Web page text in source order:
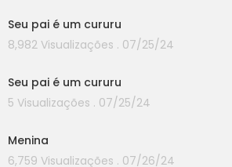
Seu pai é um cururu
8,982 Visualizações . 07/25/24
Seu pai é um cururu
5 Visualizações . 07/25/24
Menina
6,759 Visualizações . 07/26/24